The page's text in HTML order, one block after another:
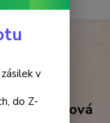
Prekopová
v
do Z-